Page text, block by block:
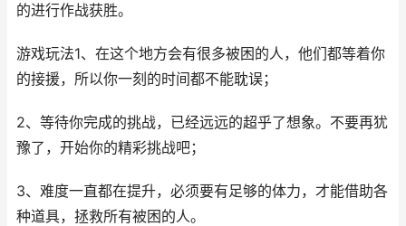
的进行作战获胜。
游戏玩法1、在这个地方会有很多被困的人，他们都等着你
的接援，所以你一刻的时间都不能耽误；
2、等待你完成的挑战，已经远远的超乎了想象。不要再犹
豫了，开始你的精彩挑战吧；
3、难度一直都在提升，必须要有足够的体力，才能借助各
种道具，拯救所有被困的人。